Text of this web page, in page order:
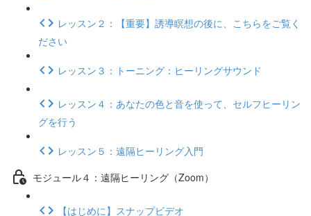
レッスン２：【重要】誘導瞑想の後に、こちらをご覧く
ださい
レッスン３：トーニング：ヒーリングサウンド
レッスン４：あなたの色と音を使って、セルフヒーリン
グを行う
レッスン５：遠隔ヒーリング入門
モジュール４：遠隔ヒーリング（Zoom）
【はじめに】スナップビデオ